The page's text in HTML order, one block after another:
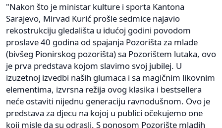
"Nakon što je ministar kulture i sporta Kantona
Sarajevo, Mirvad Kurić prošle sedmice najavio
rekostrukciju gledališta u idućoj godini povodom
proslave 40 godina od spajanja Pozorišta za mlade
(bivšeg Pionirskog pozorišta) sa Pozorištem lutaka, ovo
je prva predstava kojom slavimo svoj jubilej. U
izuzetnoj izvedbi naših glumaca i sa magičnim likovnim
elementima, izvrsna režija ovog klasika i bestsellera
neće ostaviti nijednu generaciju ravnodušnom. Ovo je
predstava za djecu na kojoj u publici očekujemo one
koji misle da su odrasli. S ponosom Pozorište mladih